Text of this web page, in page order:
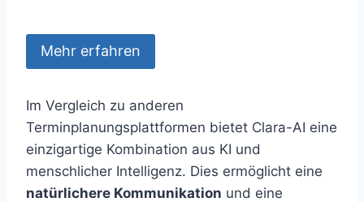
Mehr erfahren
Im Vergleich zu anderen
Terminplanungsplattformen bietet Clara-AI eine
einzigartige Kombination aus KI und
menschlicher Intelligenz. Dies ermöglicht eine
natürlichere Kommunikation und eine